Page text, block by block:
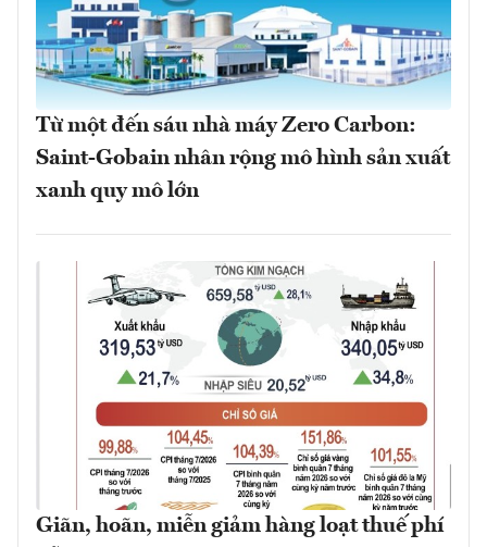
Từ một đến sáu nhà máy Zero Carbon:
Saint-Gobain nhân rộng mô hình sản xuất
xanh quy mô lớn
Giãn, hoãn, miễn giảm hàng loạt thuế phí